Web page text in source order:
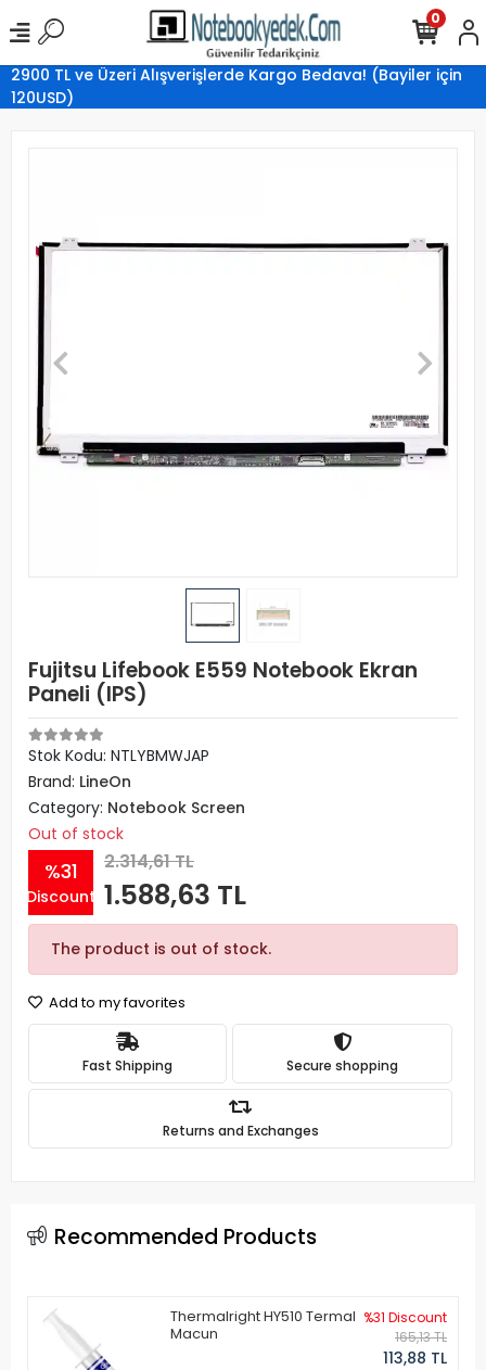
2900 TL ve Üzeri Alışverişlerde Kargo Bedava! (Bayiler için
120USD)
0
Fujitsu Lifebook E559 Notebook Ekran
Paneli (IPS)
Stok Kodu: NTLYBMWJAP
Brand: LineOn
Category: Notebook Screen
Out of stock
%31
Discount
2.314,61 TL
1.588,63 TL
The product is out of stock.
Add to my favorites
Fast Shipping Secure shopping
Returns and Exchanges
Recommended Products
Thermalright HY510 Termal
Macun
%31 Discount
165,13 TL
113,88 TL